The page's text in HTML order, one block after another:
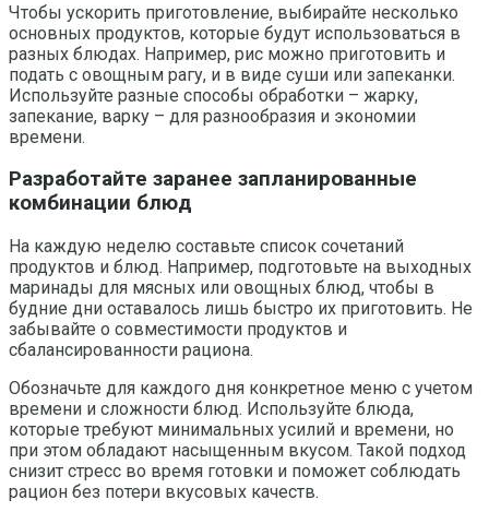
Чтобы ускорить приготовление, выбирайте несколько
основных продуктов, которые будут использоваться в
разных блюдах. Например, рис можно приготовить и
подать с овощным рагу, и в виде суши или запеканки.
Используйте разные способы обработки – жарку,
запекание, варку – для разнообразия и экономии
времени.
Разработайте заранее запланированные
комбинации блюд
На каждую неделю составьте список сочетаний
продуктов и блюд. Например, подготовьте на выходных
маринады для мясных или овощных блюд, чтобы в
будние дни оставалось лишь быстро их приготовить. Не
забывайте о совместимости продуктов и
сбалансированности рациона.
Обозначьте для каждого дня конкретное меню с учетом
времени и сложности блюд. Используйте блюда,
которые требуют минимальных усилий и времени, но
при этом обладают насыщенным вкусом. Такой подход
снизит стресс во время готовки и поможет соблюдать
рацион без потери вкусовых качеств.